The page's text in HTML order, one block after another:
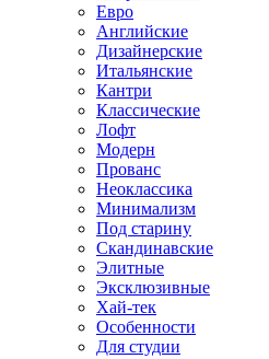
Евро
Английские
Дизайнерские
Итальянские
Кантри
Классические
Лофт
Модерн
Прованс
Неоклассика
Минимализм
Под старину
Скандинавские
Элитные
Эксклюзивные
Хай-тек
Особенности
Для студии